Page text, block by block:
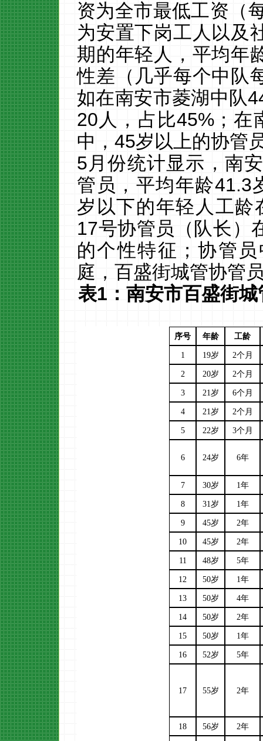
资为全市最低工资（
为安置下岗工人以及
期的年轻人，平均年
性差（几乎每个中队
如在南安市菱湖中队
20人，占比45%；在
中，45岁以上的协管
5月份统计显示，南
管员，平均年龄41.3
岁以下的年轻人工龄
17号协管员（队长）
的个性特征；协管员
庭，百盛街城管协管
表1：南安市百盛街城
序号 年龄 工龄
1 19岁 2个月
2 20岁 2个月
3 21岁 6个月
4 21岁 2个月
5 22岁 3个月
6 24岁 6年
7 30岁 1年
8 31岁 1年
9 45岁 2年
10 45岁 2年
11 48岁 5年
12 50岁 1年
13 50岁 4年
14 50岁 2年
15 50岁 1年
16 52岁 5年
17 55岁 2年
18 56岁 2年